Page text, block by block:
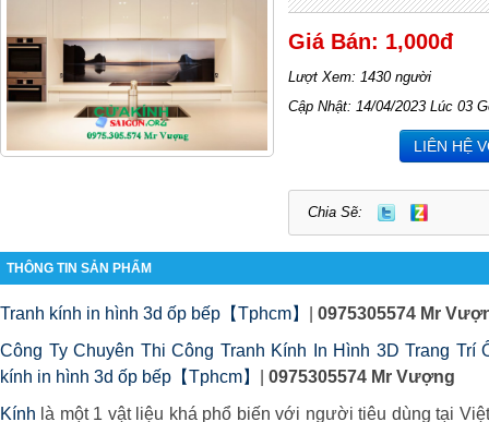
Giá Bán: 1,000đ
Lượt Xem: 1430 người
Cập Nhật: 14/04/2023 Lúc 03
LIÊN HỆ
Chia Sẽ:
THÔNG TIN SẢN PHẨM
Tranh kính in hình 3d ốp bếp【Tphcm】
0975305574 Mr
Công Ty Chuyên Thi Công Tranh Kính In Hình 3D Trang Trí
kính in hình 3d ốp bếp【Tphcm】
0975305574 Mr Vượng
Kính là một 1 vật liệu khá phổ biến với người tiêu dùng tại